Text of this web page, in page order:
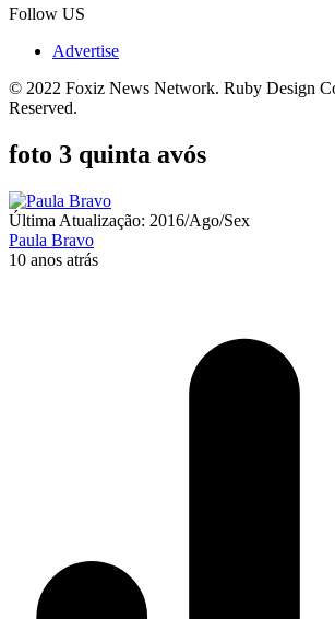
Follow US
Advertise
© 2022 Foxiz News Network. Ruby Design
Reserved.
foto 3 quinta avós
Última Atualização: 2016/Ago/Sex
Paula Bravo
10 anos atrás